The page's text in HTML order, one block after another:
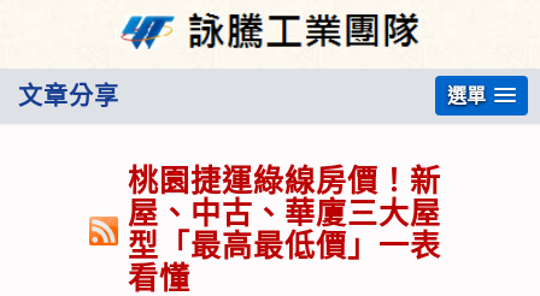
文章分享 選單
桃園捷運綠線房價！新
屋、中古、華廈三大屋
型「最高最低價」一表
看懂